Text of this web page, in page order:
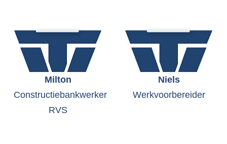
Milton
Constructiebankwerker
RVS
Niels
Werkvoorbereider